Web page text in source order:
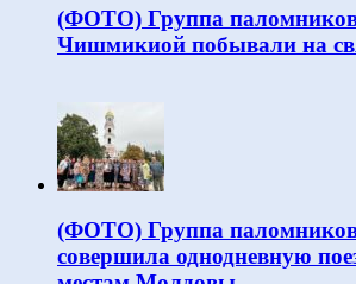
(ФОТО) Группа паломников
Чишмикиой побывали на
(ФОТО) Группа
совершила однодневную